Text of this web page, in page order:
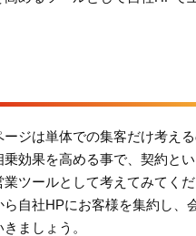
ージは単体での集客だけ考え
乗効果を高める事で、契約と
ツールとして考えてみてくだ
ら自社HPにお客様を集約し、
ましょう。